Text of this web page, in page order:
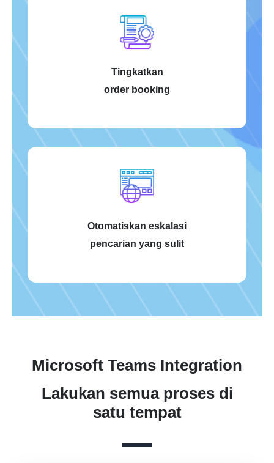
Tingkatkan
order booking
Otomatiskan eskalasi
pencarian yang sulit
Microsoft Teams Integration
Lakukan semua proses di
satu tempat